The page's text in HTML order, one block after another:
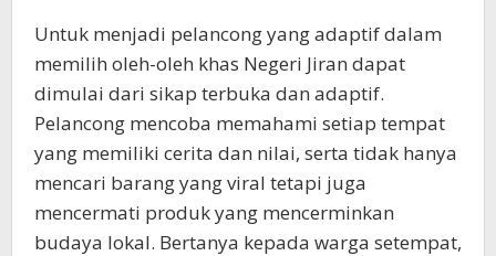
Untuk menjadi pelancong yang adaptif dalam
memilih oleh-oleh khas Negeri Jiran dapat
dimulai dari sikap terbuka dan adaptif.
Pelancong mencoba memahami setiap tempat
yang memiliki cerita dan nilai, serta tidak hanya
mencari barang yang viral tetapi juga
mencermati produk yang mencerminkan
budaya lokal. Bertanya kepada warga setempat,